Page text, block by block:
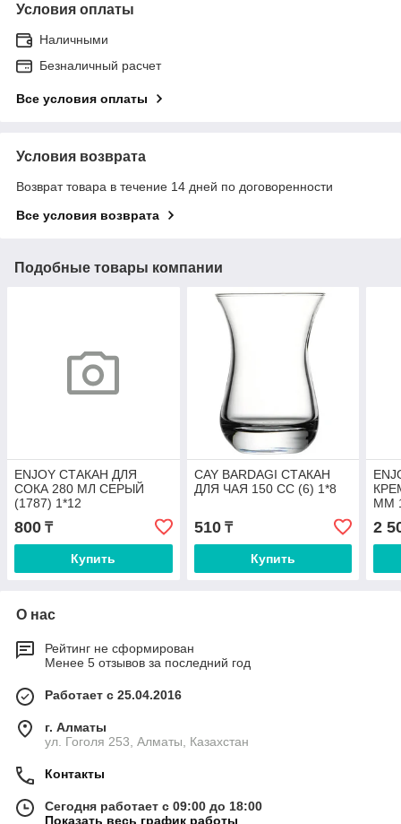
Условия оплаты
Наличными
Безналичный расчет
Все условия оплаты
Условия возврата
Возврат товара в течение 14 дней по договоренности
Все условия возврата
Подобные товары компании
ENJOY СТАКАН ДЛЯ
СОКА 280 МЛ СЕРЫЙ
(1787) 1*12
800 ₸
Купить
CAY BARDAGI СТАКАН
ДЛЯ ЧАЯ 150 СС (6) 1*8
510₸
Купить
ММ
2
О нас
Рейтинг не сформирован
Менее 5 отзывов за последний год
Работает с 25.04.2016
г. Алматы
ул. Гоголя 253, Алматы, Казахстан
Контакты
Сегодня работает с 09:00 до 18:00
Показать весь график работы